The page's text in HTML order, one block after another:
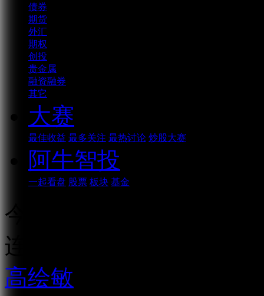
债券
期货
外汇
期权
创投
贵金属
融资融券
其它
大赛
最佳收益 最多关注 最热讨论 炒股大赛
阿牛智投
一起看盘 股票 板块 基金
今年炒业绩么？都是资金
连续播放
高绘敏